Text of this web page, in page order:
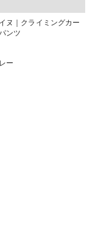
ヌ｜クライミングカー
ンツ
ー